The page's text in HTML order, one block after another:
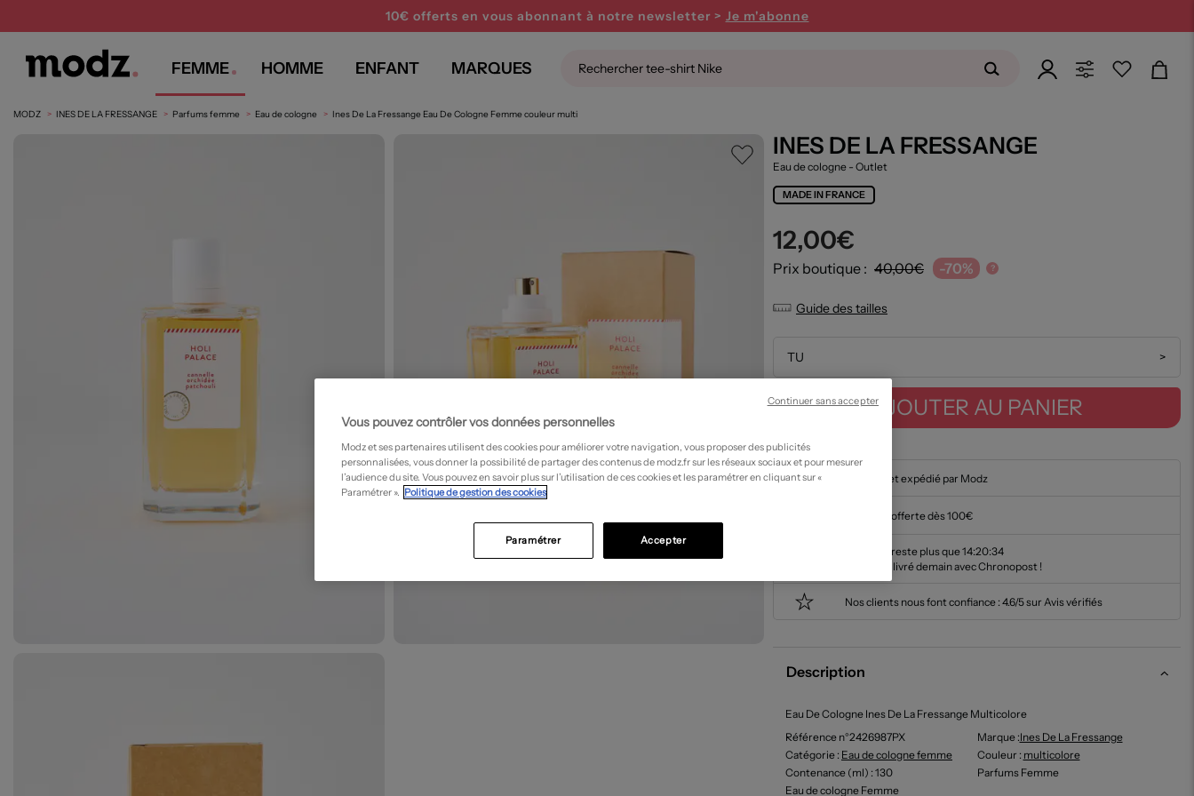
10€ offerts en vous abonnant à notre newsletter > Je m'abonne
FEMME HOMME ENFANT MARQUES
MODZ INES DE LA FRESSANGE Parfums femme Eau de cologne Ines De La Fressange Eau De Cologne Femme couleur multi
INES DE LA FRESSANGE
Eau de cologne - Outlet
MADE IN FRANCE
12,00€
Prix boutique : 40,00€ -70% ?
Guide des tailles
TU >
AJOUTER AU PANIER
En stock et expédié par Modz
Livraison offerte dès 100€
Il ne vous reste plus que14:20:33
pour être livré demain avec Chronopost !
Nos clients nous font confiance : 4.6/5 sur Avis vérifiés
Description
Eau De Cologne Ines De La Fressange Multicolore
Référence n°2426987PX
Marque :Ines De La Fressange
Catégorie : Eau de cologne femme Couleur : multicolore
Contenance (ml) : 130
Parfums Femme
Eau de cologne Femme
Vous pouvez contrôler vos données personnelles
Modz et ses partenaires utilisent des cookies pour améliorer votre navigation, vous proposer des publicités
personnalisées, vous donner la possibilité de partager des contenus de modz.fr sur les réseaux sociaux et pour mesurer
l’audience du site. Vous pouvez en savoir plus sur l’utilisation de ces cookies et les paramétrer en cliquant sur «
Paramétrer ». Politique de gestion des cookies
Accepter
Paramétrer
Continuer sans accepter